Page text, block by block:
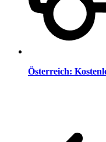
Österreich: